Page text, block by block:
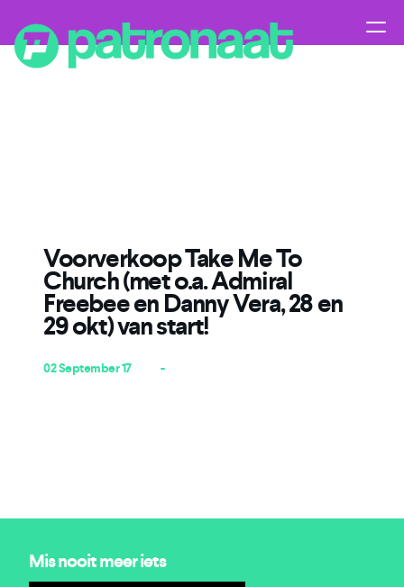
Voorverkoop Take Me To
Church (met o.a. Admiral
Freebee en Danny Vera, 28 en
29 okt) van start!
02 September 17 -
Mis nooit meer iets